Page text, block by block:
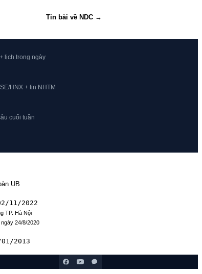
Tin bài về NDC →
lịch trong ngày
HNX + tin NHTM
cuối tuần
UB
11/2022
TP. Hà Nội
24/8/2020
2013